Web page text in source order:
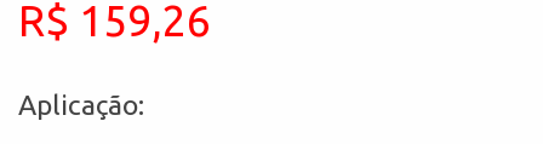
R$ 159,26
Aplicação: